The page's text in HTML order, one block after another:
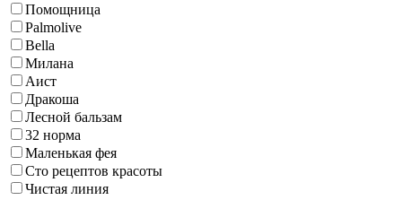
Помощница
Palmolive
Bella
Милана
Аист
Дракоша
Лесной бальзам
32 норма
Маленькая фея
Сто рецептов красоты
Чистая линия